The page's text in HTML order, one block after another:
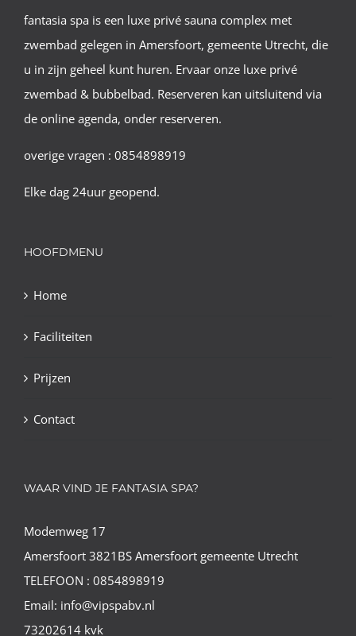
fantasia spa is een luxe privé sauna complex met
zwembad gelegen in Amersfoort, gemeente Utrecht, die
u in zijn geheel kunt huren. Ervaar onze luxe privé
zwembad & bubbelbad. Reserveren kan uitsluitend via
de online agenda, onder reserveren.
overige vragen : 0854898919
Elke dag 24uur geopend.
HOOFDMENU
Home
Faciliteiten
Prijzen
Contact
WAAR VIND JE FANTASIA SPA?
Modemweg 17
Amersfoort 3821BS Amersfoort gemeente Utrecht
TELEFOON : 0854898919
Email: info@vipspabv.nl
73202614 kvk